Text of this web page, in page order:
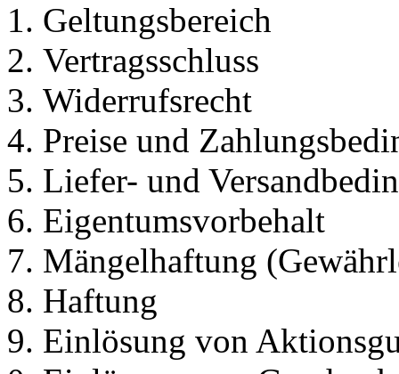
Geltungsbereich
Vertragsschluss
Widerrufsrecht
Preise und
Liefer- und
Eigentumsvorbehalt
Mängelhaftung
Haftung
Einlösung von